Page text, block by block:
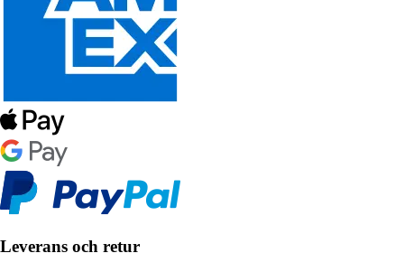
Leverans och retur